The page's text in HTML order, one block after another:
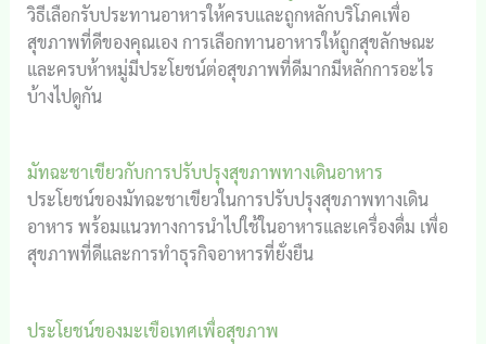
วิธีเลือกรับประทานอาหารให้ครบและถูกหลักบริโภคเพื่อ
สุขภาพที่ดีของคุณเอง การเลือกทานอาหารให้ถูกสุขลักษณะ
และครบห้าหมู่มีประโยชน์ต่อสุขภาพที่ดีมากมีหลักการอะไร
บ้างไปดูกัน
มัทฉะชาเขียวกับการปรับปรุงสุขภาพทางเดินอาหาร
ประโยชน์ของมัทฉะชาเขียวในการปรับปรุงสุขภาพทางเดิน
อาหาร พร้อมแนวทางการนำไปใช้ในอาหารและเครื่องดื่ม เพื่อ
สุขภาพที่ดีและการทำธุรกิจอาหารที่ยั่งยืน
ประโยชน์ของมะเขือเทศเพื่อสุขภาพ